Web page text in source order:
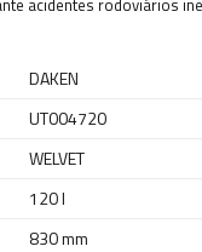
DAKEN
UT004720
WELVET
120 l
830 mm